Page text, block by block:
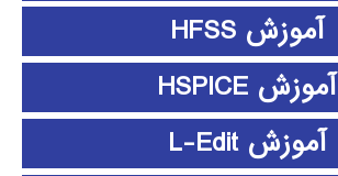
آموزش HFSS
آموزش HSPICE
آموزش L-Edit